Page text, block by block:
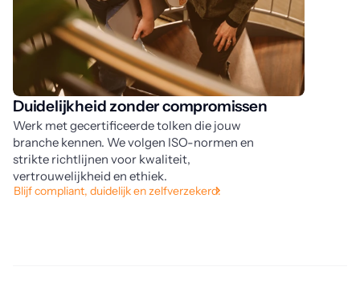
Duidelijkheid zonder compromissen
Werk met gecertificeerde tolken die jouw
branche kennen. We volgen ISO-normen en
strikte richtlijnen voor kwaliteit,
vertrouwelijkheid en ethiek.
Blijf compliant, duidelijk en zelfverzekerd.